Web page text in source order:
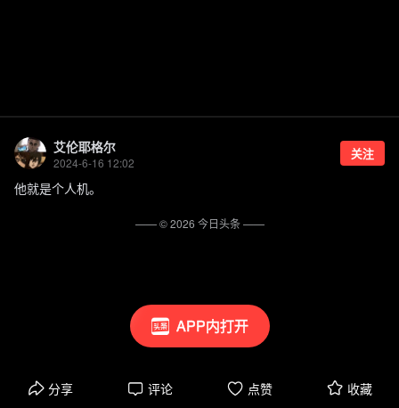
APP内打开
艾伦耶格尔
2024-6-16 12:02
关注
他就是个人机。
分享 评论 点赞 收藏
—— ©2026 今日头条——